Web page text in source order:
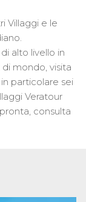
Villaggi e le
alto livello in
mondo, visita
in particolare sei
Veratour
consulta